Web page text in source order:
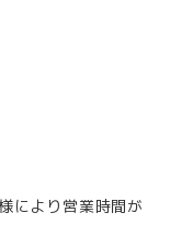
より営業時間が